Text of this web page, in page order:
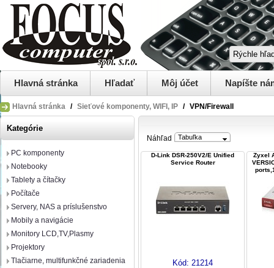
Hlavná stránka Hľadať Môj účet Napíšte
Hlavná stránka / Sieťové komponenty, WIFI, IP / VPN/Firewall
Kategórie
PC komponenty
Notebooky
Tablety a čítačky
Počítače
Servery, NAS a príslušenstvo
Mobily a navigácie
Monitory LCD,TV,Plasmy
Projektory
Tlačiarne, multifunkčné zariadenia
Náhľad Tabuľka
D-Link DSR-250V2/E Unified
Service Router
Kód: 21214
Zyxel